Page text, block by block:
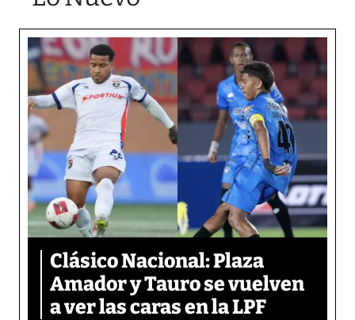
Clásico Nacional: Plaza
Amador y Tauro se vuelven
a ver las caras en la LPF